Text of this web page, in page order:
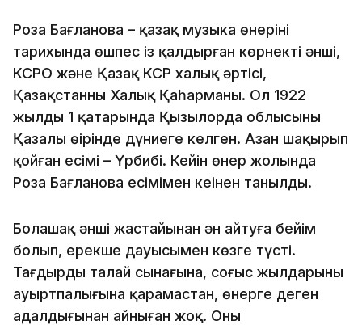
Роза Бағланова – қазақ музыка өнерінің
тарихында өшпес із қалдырған көрнекті әнші,
КСРО және Қазақ КСР халық әртісі,
Қазақстанның Халық Қаһарманы. Ол 1922
жылдың 1 қаңтарында Қызылорда облысының
Қазалы өңірінде дүниеге келген. Азан шақырып
қойған есімі – Үрбибі. Кейін өнер жолында
Роза Бағланова есімімен кеңінен танылды.
Болашақ әнші жастайынан ән айтуға бейім
болып, ерекше дауысымен көзге түсті.
Тағдырдың талай сынағына, соғыс жылдарының
ауыртпалығына қарамастан, өнерге деген
адалдығынан айныған жоқ. Оның